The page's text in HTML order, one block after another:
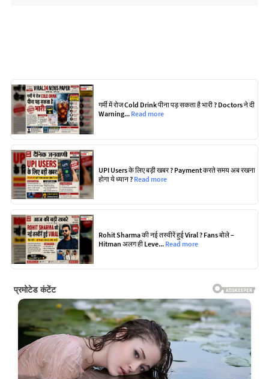
गर्मी में रोज Cold Drink पीना पड़ सकता है भारी ? Doctors ने दी
Warning... Read more
UPI Users के लिए बड़ी खबर ? Payment करते समय अब रखना
होगा ये ध्यान ? Read more
Rohit Sharma की नई तस्वीरें हुई Viral ? Fans बोले –
Hitman अलग ही Leve... Read more